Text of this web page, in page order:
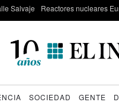
Salvaje Reactores nucleares
SOCIEDAD GENTE